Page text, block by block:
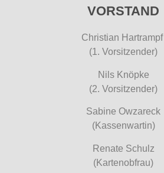
VORSTAND
Christian Hartrampf
(1. Vorsitzender)
Nils Knöpke
(2. Vorsitzender)
Sabine Owzareck
(Kassenwartin)
Renate Schulz
(Kartenobfrau)